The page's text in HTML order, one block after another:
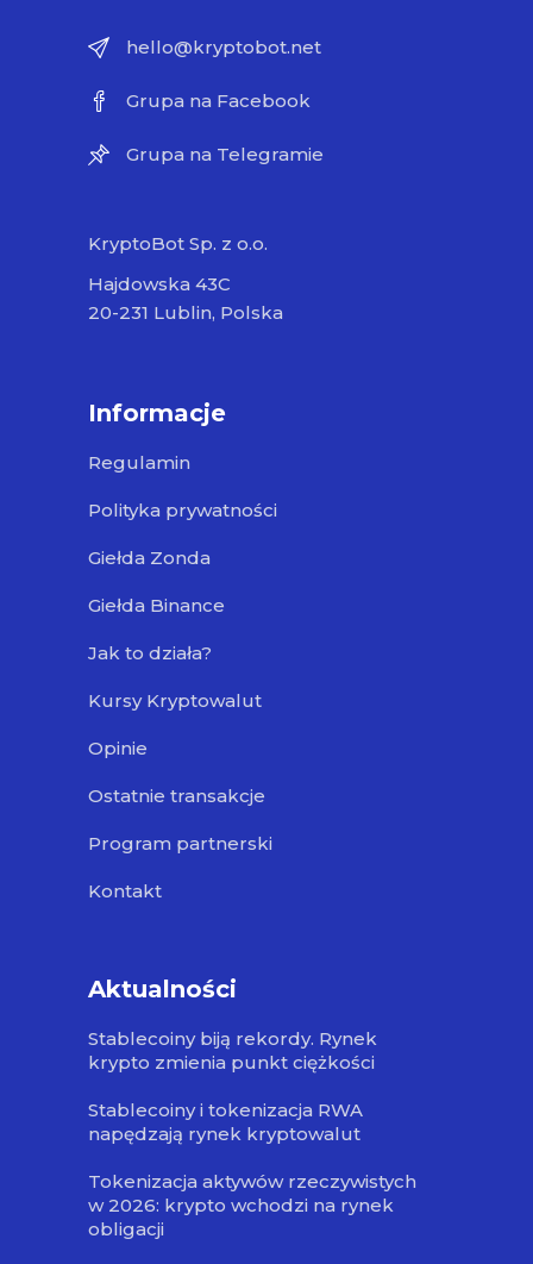
hello@kryptobot.net
Grupa na Facebook
Grupa na Telegramie
KryptoBot Sp. z o.o.
Hajdowska 43C
20-231 Lublin, Polska
Informacje
Regulamin
Polityka prywatności
Giełda Zonda
Giełda Binance
Jak to działa?
Kursy Kryptowalut
Opinie
Ostatnie transakcje
Program partnerski
Kontakt
Aktualności
Stablecoiny biją rekordy. Rynek
krypto zmienia punkt ciężkości
Stablecoiny i tokenizacja RWA
napędzają rynek kryptowalut
Tokenizacja aktywów rzeczywistych
w 2026: krypto wchodzi na rynek
obligacji